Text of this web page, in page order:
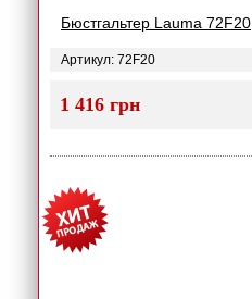
Бюстгальтер Lauma 72F20
Артикул: 72F20
1 416 грн